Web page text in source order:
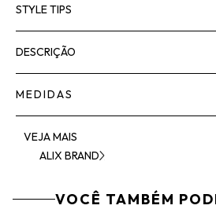
STYLE TIPS
DESCRIÇÃO
MEDIDAS
VEJA MAIS
ALIX BRAND
VOCÊ TAMBÉM